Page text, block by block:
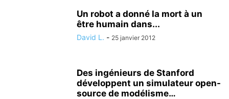
Un robot a donné la mort à un
être humain dans...
David L. - 25 janvier 2012
Des ingénieurs de Stanford
développent un simulateur open-
source de modélisme…